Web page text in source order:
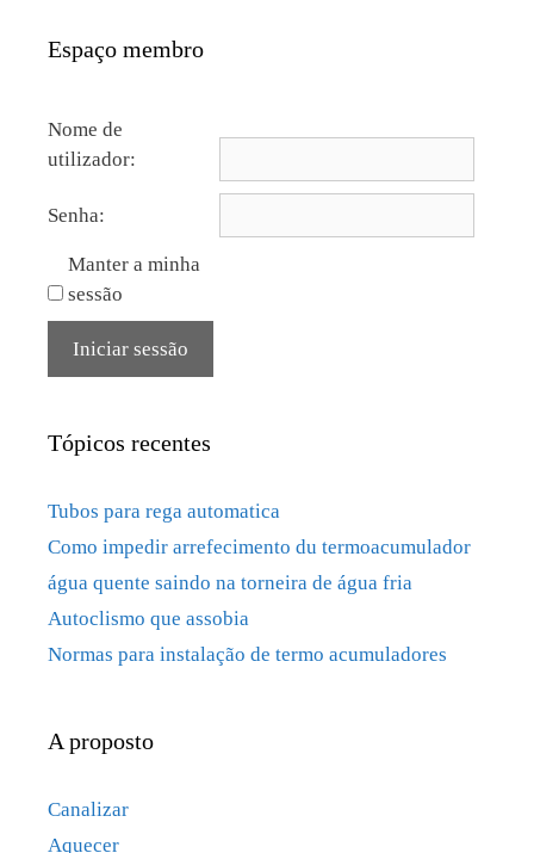
Espaço membro
Nome de
utilizador:
Senha:
Manter a minha
sessão
Iniciar sessão
Tópicos recentes
Tubos para rega automatica
Como impedir arrefecimento du termoacumulador
água quente saindo na torneira de água fria
Autoclismo que assobia
Normas para instalação de termo acumuladores
A proposto
Canalizar
Aquecer